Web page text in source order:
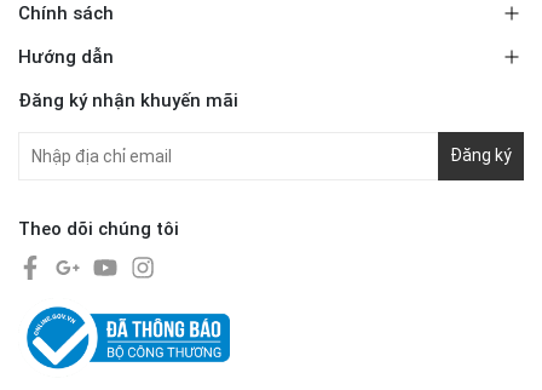
Chính sách
Hướng dẫn
Đăng ký nhận khuyến mãi
Đăng ký
Theo dõi chúng tôi